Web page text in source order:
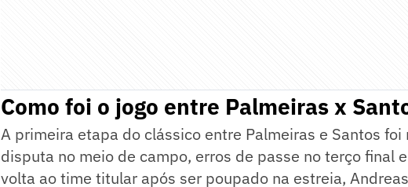
Como foi o jogo entre Palmeiras x
A primeira etapa do clássico entre Palmeiras e Santos
disputa no meio de campo, erros de passe no terço final
volta ao time titular após ser poupado na estreia,